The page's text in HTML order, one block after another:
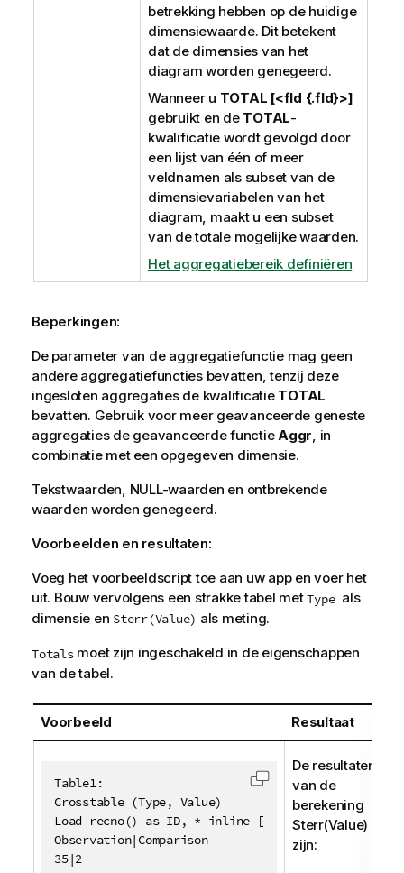
betrekking hebben op de huidige
dimensiewaarde. Dit betekent
dat de dimensies van het
diagram worden genegeerd.
Wanneer u TOTAL [<fld {.fld}>]
gebruikt en de TOTAL-
kwalificatie wordt gevolgd door
een lijst van één of meer
veldnamen als subset van de
dimensievariabelen van het
diagram, maakt u een subset
van de totale mogelijke waarden.
Het aggregatiebereik definiëren
Beperkingen:
De parameter van de aggregatiefunctie mag geen
andere aggregatiefuncties bevatten, tenzij deze
ingesloten aggregaties de kwalificatie TOTAL
bevatten. Gebruik voor meer geavanceerde geneste
aggregaties de geavanceerde functieAggr, in
combinatie met een opgegeven dimensie.
Tekstwaarden, NULL-waarden en ontbrekende
waarden worden genegeerd.
Voorbeelden en resultaten:
Voeg het voorbeeldscript toe aan uw app en voer het
uit. Bouw vervolgens een strakke tabel metType als
dimensie en Sterr(Value) als meting.
Totalsmoet zijn ingeschakeld in de eigenschappen
van de tabel.
Voorbeeld Resultaat
Table1:
Crosstable (Type, Value)
Load recno() as ID, * inline [
Observation|Comparison
35|2
Code kopiëren naar
De resultaten
van de
berekening
Sterr(Value)
zijn: